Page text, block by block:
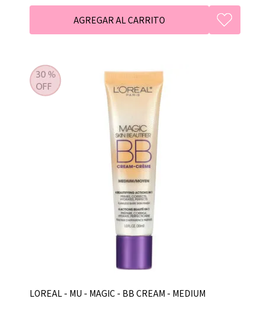
LOREAL - MU - MAGIC - BB CREAM - MEDIUM